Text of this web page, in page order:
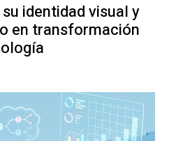
identidad visual y
en transformación